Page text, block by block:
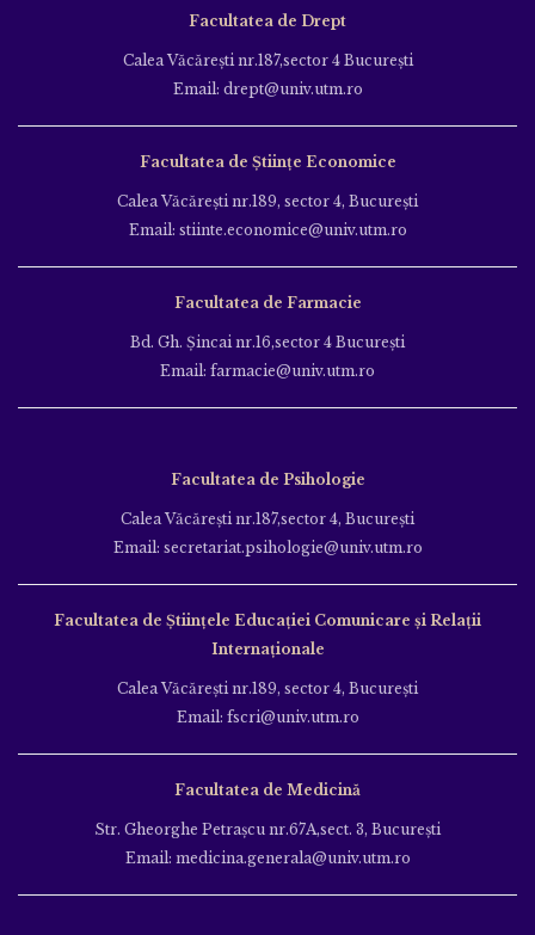
Facultatea de Drept
Calea Văcăreşti nr.187,sector 4 Bucureşti
Email: drept@univ.utm.ro
Facultatea de Științe Economice
Calea Văcăreşti nr.189, sector 4, Bucureşti
Email: stiinte.economice@univ.utm.ro
Facultatea de Farmacie
Bd. Gh. Şincai nr.16,sector 4 Bucureşti
Email: farmacie@univ.utm.ro
Facultatea de Psihologie
Calea Văcăreşti nr.187,sector 4, Bucureşti
Email: secretariat.psihologie@univ.utm.ro
Facultatea de Ştiinţele Educației Comunicare și Relații
Internaționale
Calea Văcăreşti nr.189, sector 4, Bucureşti
Email: fscri@univ.utm.ro
Facultatea de Medicină
Str. Gheorghe Petraşcu nr.67A,sect. 3, Bucureşti
Email: medicina.generala@univ.utm.ro